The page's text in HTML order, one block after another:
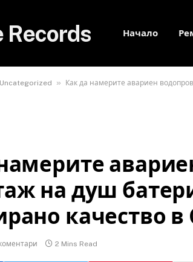
Records Начало
Uncategorized » Как да намерите авариен
на душ
качество
2 Mins Read